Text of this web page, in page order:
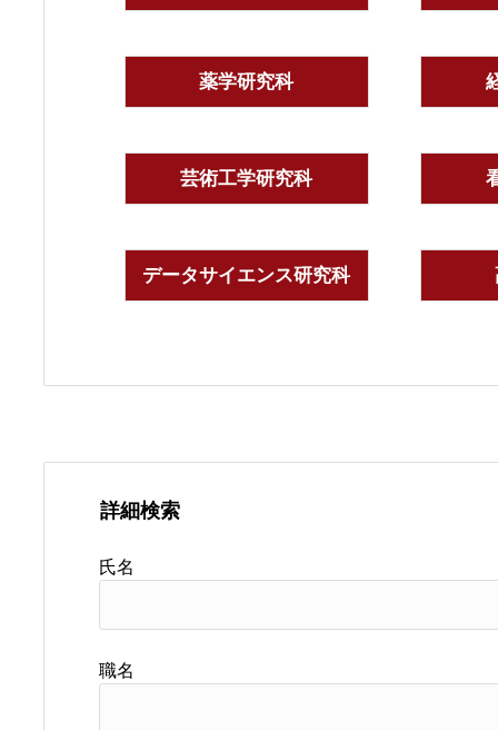
薬学研究科
芸術工学研究科
データサイエンス研究科
詳細検索
氏名
職名